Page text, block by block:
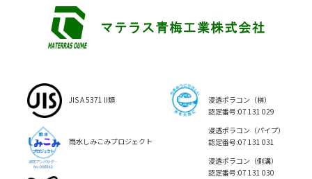
JIS A 5371 II類
雨水しみこみプロジェクト
浸透ポラコン（桝）
認定番号:07 131 029
浸透ポラコン（パイプ）
認定番号:07 131 031
浸透ポラコン（側溝）
認定番号:07 131 030